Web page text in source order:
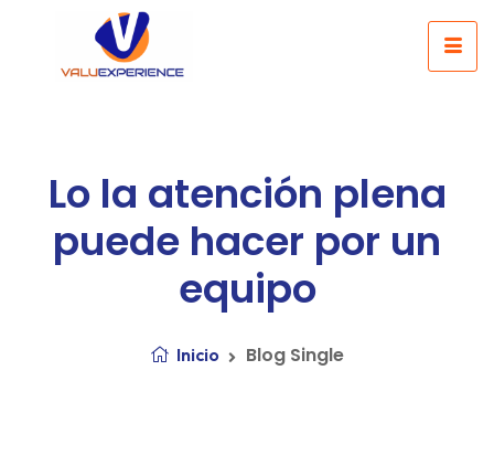
Lo la atención plena
puede hacer por un
equipo
Inicio Blog Single